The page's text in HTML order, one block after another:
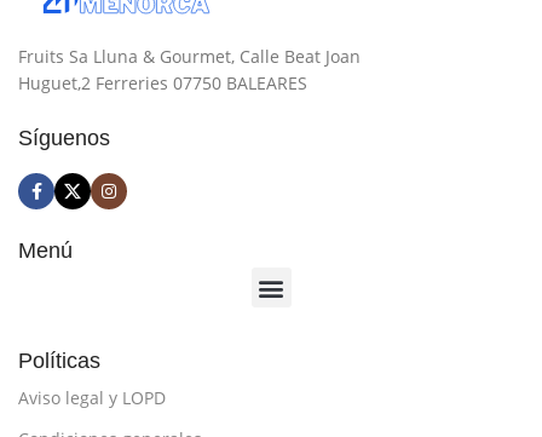
Fruits Sa Lluna & Gourmet, Calle Beat Joan
Huguet,2 Ferreries 07750 BALEARES
Síguenos
Menú
Políticas
Aviso legal y LOPD